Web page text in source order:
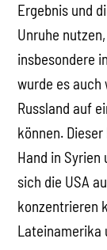
Ergebnis und
Unruhe
insbesondere
wurde es auch
Russland auf
können.
Hand in
sich die USA
konzentrieren
Lateinamerika